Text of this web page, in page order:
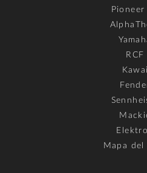
Pioneer
RCF
Kawai
Mapa del